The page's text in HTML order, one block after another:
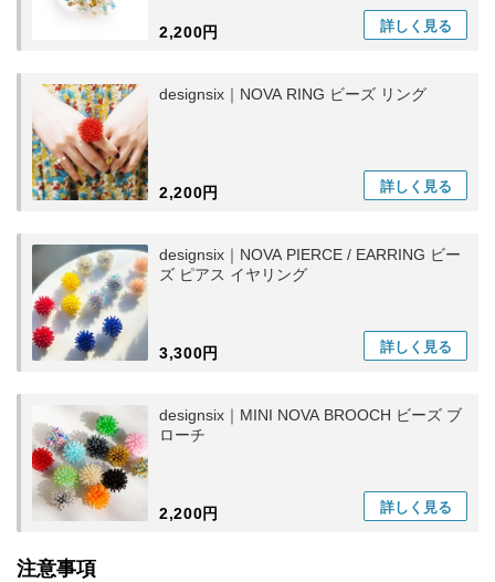
2,200円 詳しく 見る
designsix｜NOVA RING ビーズ リング
2,200円 詳しく 見る
designsix｜NOVA PIERCE / EARRING ビー
ズ ピアス イヤリング
3,300円 詳しく 見る
designsix｜MINI NOVA BROOCH ビーズ ブ
ローチ
2,200円 詳しく 見る
注意事項